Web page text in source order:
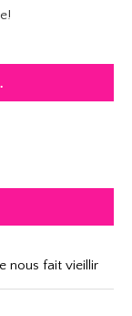
nous fait vieillir